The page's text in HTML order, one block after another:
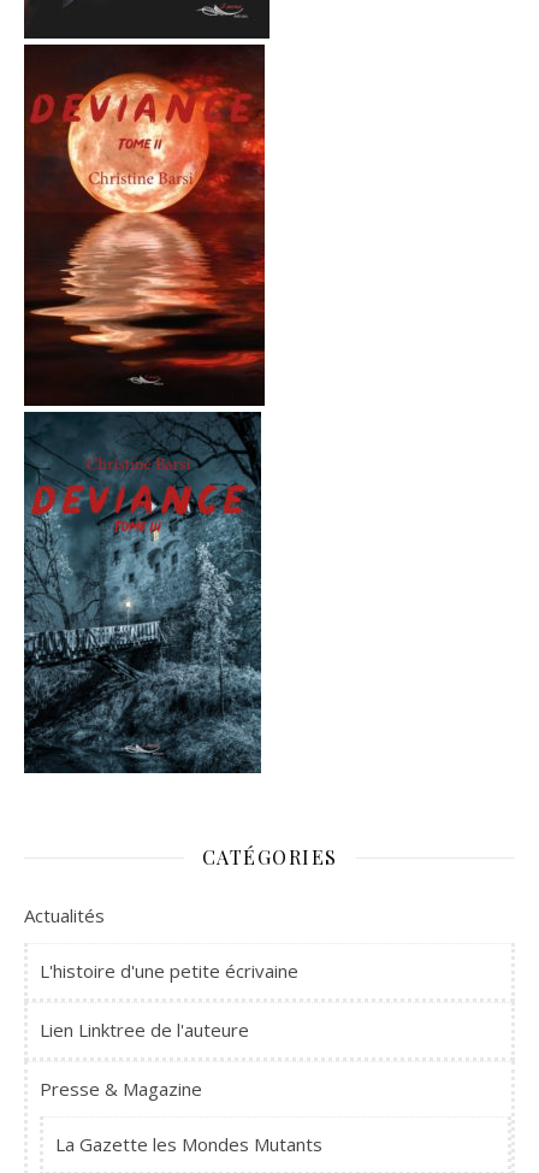
CATÉGORIES
Actualités
L'histoire d'une petite écrivaine
Lien Linktree de l'auteure
Presse & Magazine
La Gazette les Mondes Mutants